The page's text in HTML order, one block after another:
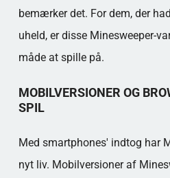
bemærker det. For dem, der
uheld, er disse Minesweeper-
måde at spille på.
MOBILVERSIONER OG
SPIL
Med smartphones' indtog har
nyt liv. Mobilversioner af